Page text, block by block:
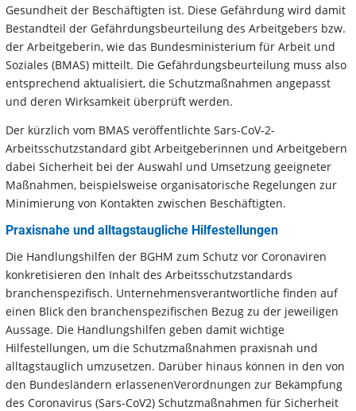
Gesundheit der Beschäftigten ist. Diese Gefährdung wird damit
Bestandteil der Gefährdungsbeurteilung des Arbeitgebers bzw.
der Arbeitgeberin, wie das Bundesministerium für Arbeit und
Soziales (BMAS) mitteilt. Die Gefährdungsbeurteilung muss also
entsprechend aktualisiert, die Schutzmaßnahmen angepasst
und deren Wirksamkeit überprüft werden.
Der kürzlich vom BMAS veröffentlichte Sars-CoV-2-
Arbeitsschutzstandard gibt Arbeitgeberinnen und Arbeitgebern
dabei Sicherheit bei der Auswahl und Umsetzung geeigneter
Maßnahmen, beispielsweise organisatorische Regelungen zur
Minimierung von Kontakten zwischen Beschäftigten.
Praxisnahe und alltagstaugliche Hilfestellungen
Die Handlungshilfen der BGHM zum Schutz vor Coronaviren
konkretisieren den Inhalt des Arbeitsschutzstandards
branchenspezifisch. Unternehmensverantwortliche finden auf
einen Blick den branchenspezifischen Bezug zu der jeweiligen
Aussage. Die Handlungshilfen geben damit wichtige
Hilfestellungen, um die Schutzmaßnahmen praxisnah und
alltagstauglich umzusetzen. Darüber hinaus können in den von
den Bundesländern erlassenenVerordnungen zur Bekämpfung
des Coronavirus (Sars-CoV2) Schutzmaßnahmen für Sicherheit